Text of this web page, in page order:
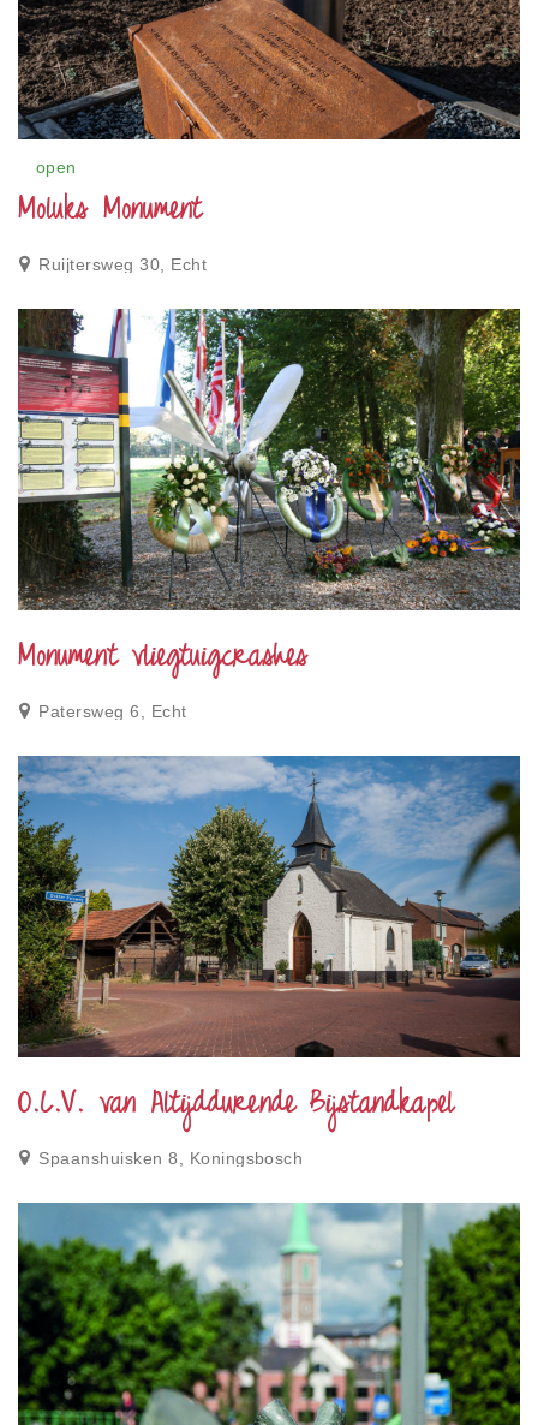
open
Moluks Monument
Ruijtersweg 30, Echt
Monument vliegtuigcrashes
Patersweg 6, Echt
O.L.V. van Altijddurende Bijstandkapel
Spaanshuisken 8, Koningsbosch